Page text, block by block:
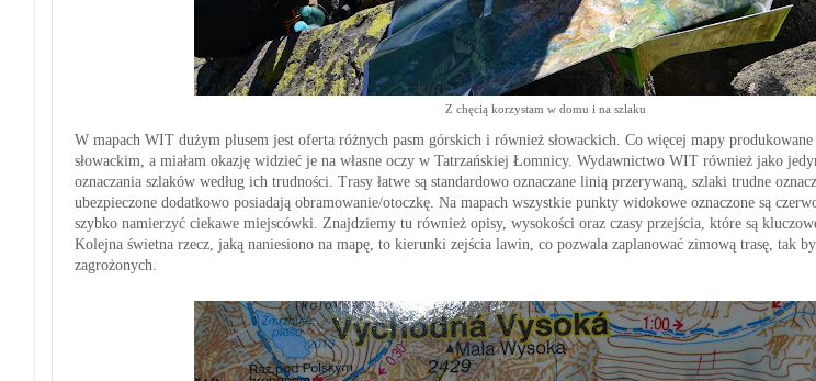
Z chęcią korzystam w domu i na szlaku
W mapach WIT dużym plusem jest oferta różnych pasm górskich i również słowackich. Co więcej mapy
słowackim, a miałam okazję widzieć je na własne oczy w Tatrzańskiej Łomnicy. Wydawnictwo WIT również jako
oznaczania szlaków według ich trudności. Trasy łatwe są standardowo oznaczane linią przerywaną, szlaki trudne
ubezpieczone dodatkowo posiadają obramowanie/otoczkę. Na mapach wszystkie punkty widokowe oznaczone są
szybko namierzyć ciekawe miejscówki. Znajdziemy tu również opisy, wysokości oraz czasy przejścia, które są
Kolejna świetna rzecz, jaką naniesiono na mapę, to kierunki zejścia lawin, co pozwala zaplanować zimową trasę, tak
zagrożonych.